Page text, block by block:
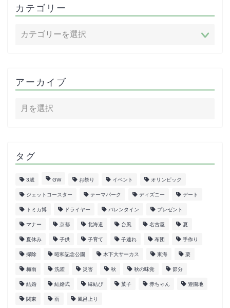
カテゴリー
アーカイブ
タグ
3歳 GW お祭り イベント オリンピック
ジェットコースター テーマパーク ディズニー デート
トミカ博 ドライヤー バレンタイン プレゼント
マナー 京都 北海道 台風 名古屋 夏
夏休み 子供 子育て 子連れ 布団 手作り
掃除 昭和記念公園 木下大サーカス 東海 栗
梅雨 洗濯 災害 秋 秋の味覚 節分
結婚 結婚式 縁結び 菓子 赤ちゃん 遊園地
関東 雨 風呂上り